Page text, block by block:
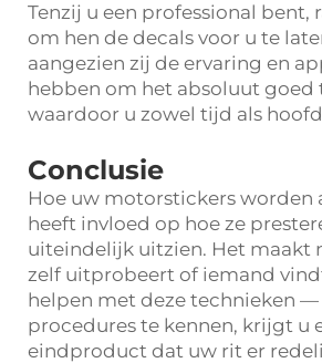
Tenzij u een professional bent,
om hen de decals voor u te
aangezien zij de ervaring en
hebben om het absoluut goed
waardoor u zowel tijd als
Conclusie
Hoe uw motorstickers worden
heeft invloed op hoe ze
uiteindelijk uitzien. Het maakt
zelf uitprobeert of iemand
helpen met deze technieken
procedures te kennen, krijgt u
eindproduct dat uw rit er